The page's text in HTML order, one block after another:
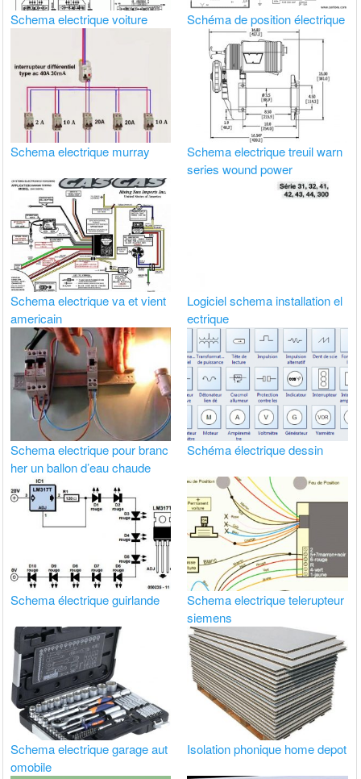
Schema electrique voiture Schéma de position électrique
Schema electrique murray
Schema electrique treuil warn
series wound power
Schema electrique va et vient
americain
Logiciel schema installation el
ectrique
Schema electrique pour branc
her un ballon d’eau chaude
Schéma électrique dessin
Schema électrique guirlande
Schema electrique telerupteur
siemens
Schema electrique garage aut
omobile
Isolation phonique home depot